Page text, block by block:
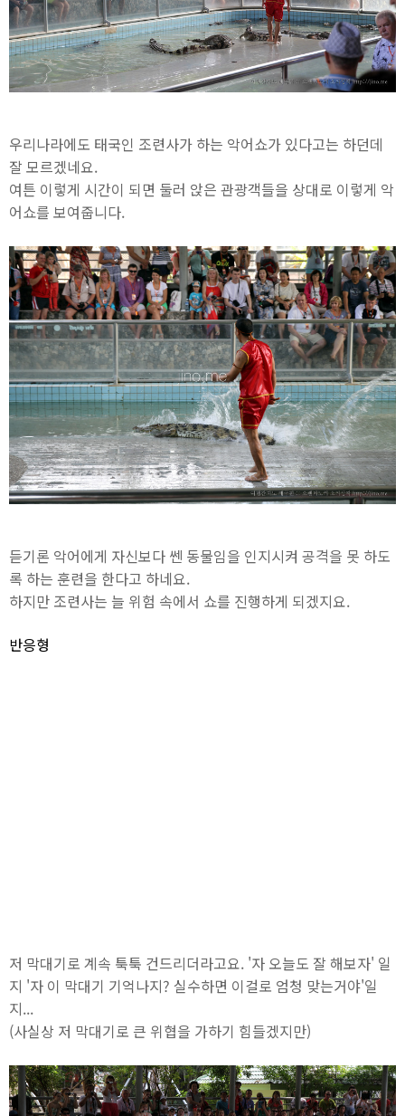
우리나라에도 태국인 조련사가 하는 악어쇼가 있다고는 하던데
잘 모르겠네요.
여튼 이렇게 시간이 되면 둘러 앉은 관광객들을 상대로 이렇게 악
어쇼를 보여줍니다.
듣기론 악어에게 자신보다 쎈 동물임을 인지시켜 공격을 못 하도
록 하는 훈련을 한다고 하네요.
하지만 조련사는 늘 위험 속에서 쇼를 진행하게 되겠지요.
반응형
저 막대기로 계속 툭툭 건드리더라고요. '자 오늘도 잘 해보자' 일
지 '자 이 막대기 기억나지? 실수하면 이걸로 엄청 맞는거야'일
지...
(사실상 저 막대기로 큰 위협을 가하기 힘들겠지만)